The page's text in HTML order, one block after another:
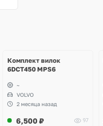
Комплект вилок
6DCT450 MPS6
~
VOLVO
2 месяца назад
6,500 ₽ 97